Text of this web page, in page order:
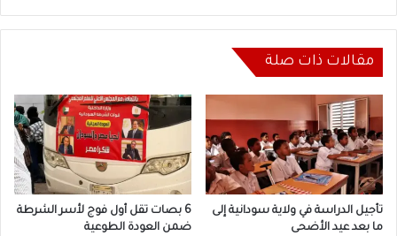
مقالات ذات صلة
تأجيل الدراسة في ولاية سودانية إلى
ما بعد عيد الأضحى
6 بصات تقل أول فوج لأسر الشرطة
ضمن العودة الطوعية